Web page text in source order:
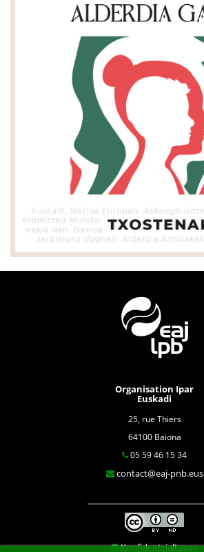
Organisation Ipar
Euskadi
25, rue Thiers
64100 Baiona
05 59 46 15 34
contact@eaj-pnb.eus
Konfidentzialtasun